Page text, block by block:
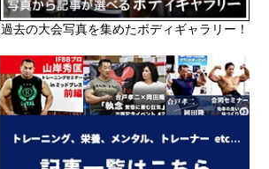
過去の大会写真を集めたボディギャラリー！